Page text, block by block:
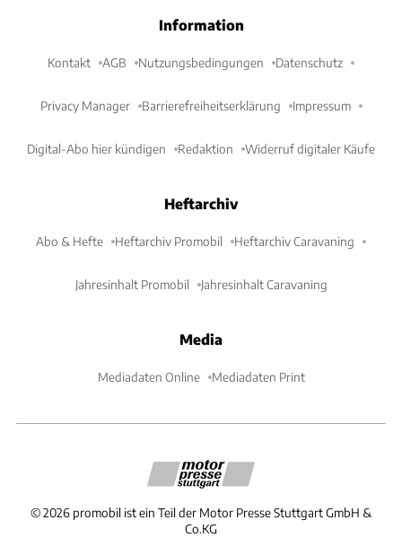
Information
Kontakt AGB Nutzungsbedingungen Datenschutz
Privacy Manager Barrierefreiheitserklärung Impressum
Digital-Abo hier kündigen Redaktion Widerruf digitaler Käufe
Heftarchiv
Abo & Hefte Heftarchiv Promobil Heftarchiv Caravaning
Jahresinhalt Promobil Jahresinhalt Caravaning
Media
Mediadaten Online Mediadaten Print
©2026 promobil ist ein Teil der Motor Presse Stuttgart GmbH &
Co.KG